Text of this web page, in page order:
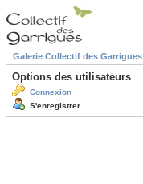
Galerie Collectif des Garrigues
Options des utilisateurs
Connexion
S'enregistrer